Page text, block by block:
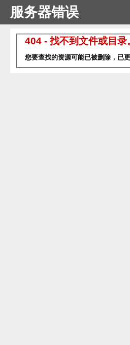
服务器错误
404 - 找不到文件或目录
您要查找的资源可能已被删除，已